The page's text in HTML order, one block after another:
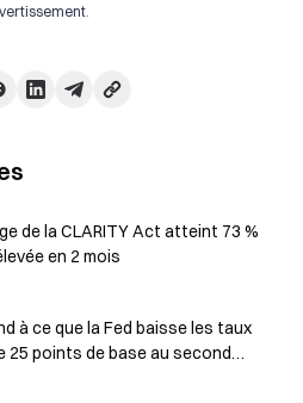
.
de la CLARITY Act atteint 73 %
en 2 mois
à ce que la Fed baisse les taux
25 points de base au second